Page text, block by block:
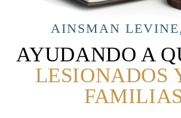
AINSMAN
AYUDANDO A
LESIONADOS